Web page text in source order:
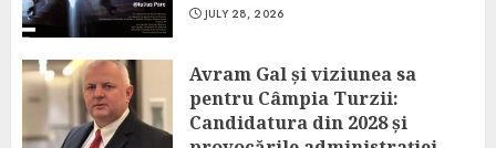
JULY 28, 2026
Avram Gal și viziunea sa
pentru Câmpia Turzii:
Candidatura din 2028 și